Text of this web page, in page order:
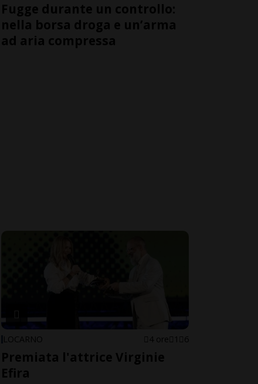
Fugge durante un controllo:
nella borsa droga e un’arma
ad aria compressa
LOCARNO 4 ore 1 6
Premiata l'attrice Virginie
Efira